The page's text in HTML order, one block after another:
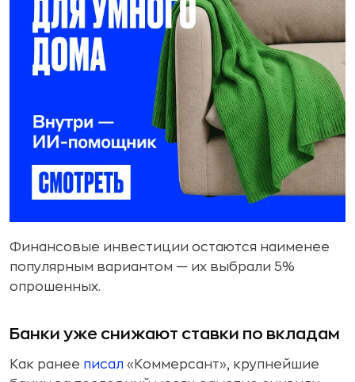
Финансовые инвестиции остаются наименее
популярным вариантом — их выбрали 5%
опрошенных.
Банки уже снижают ставки по вкладам
Как ранее писал «Коммерсант», крупнейшие